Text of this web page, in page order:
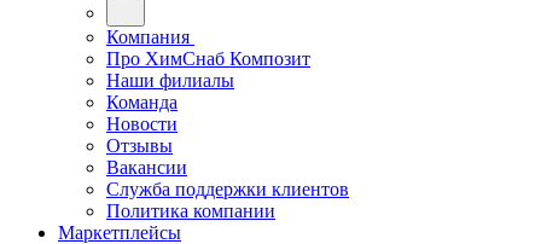
Компания
Про ХимСнаб Композит
Наши филиалы
Команда
Новости
Отзывы
Вакансии
Служба поддержки клиентов
Политика компании
Маркетплейсы